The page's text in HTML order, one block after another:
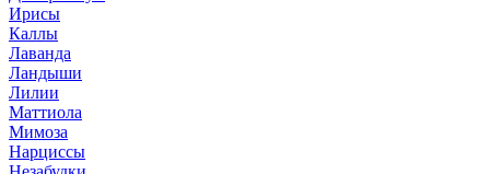
Ирисы
Каллы
Лаванда
Ландыши
Лилии
Маттиола
Мимоза
Нарциссы